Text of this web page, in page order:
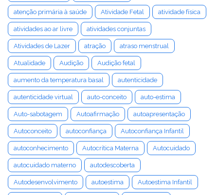
atenção primária à saúde Atividade Fetal atividade física
atividades ao ar livre atividades conjuntas
Atividades de Lazer atração atraso menstrual
Atualidade Audição Audição fetal
aumento da temperatura basal autenticidade
autenticidade virtual auto-conceito auto-estima
Auto-sabotagem Autoafirmação autoapresentação
Autoconceito autoconfiança Autoconfiança Infantil
autoconhecimento Autocrítica Materna Autocuidado
autocuidado materno autodescoberta
Autodesenvolvimento autoestima Autoestima Infantil